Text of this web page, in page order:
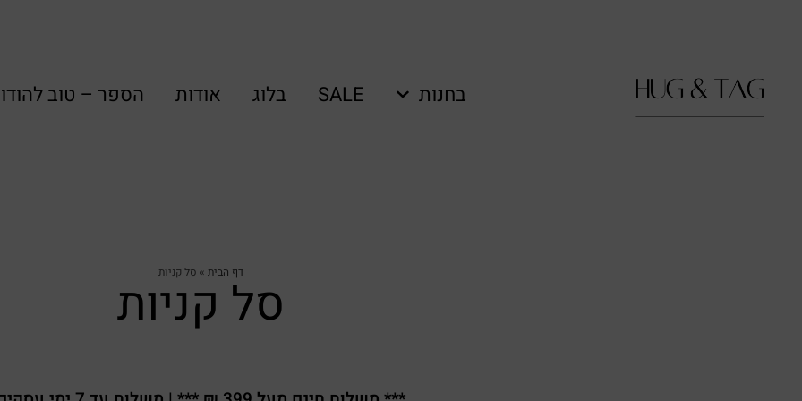
בחנות SALE בלוג אודות הספר – טוב
דף הבית » סל קניות
סל קניות